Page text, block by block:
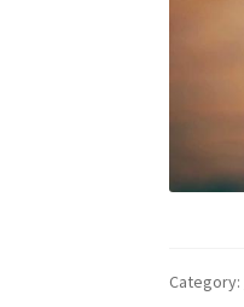
Category: